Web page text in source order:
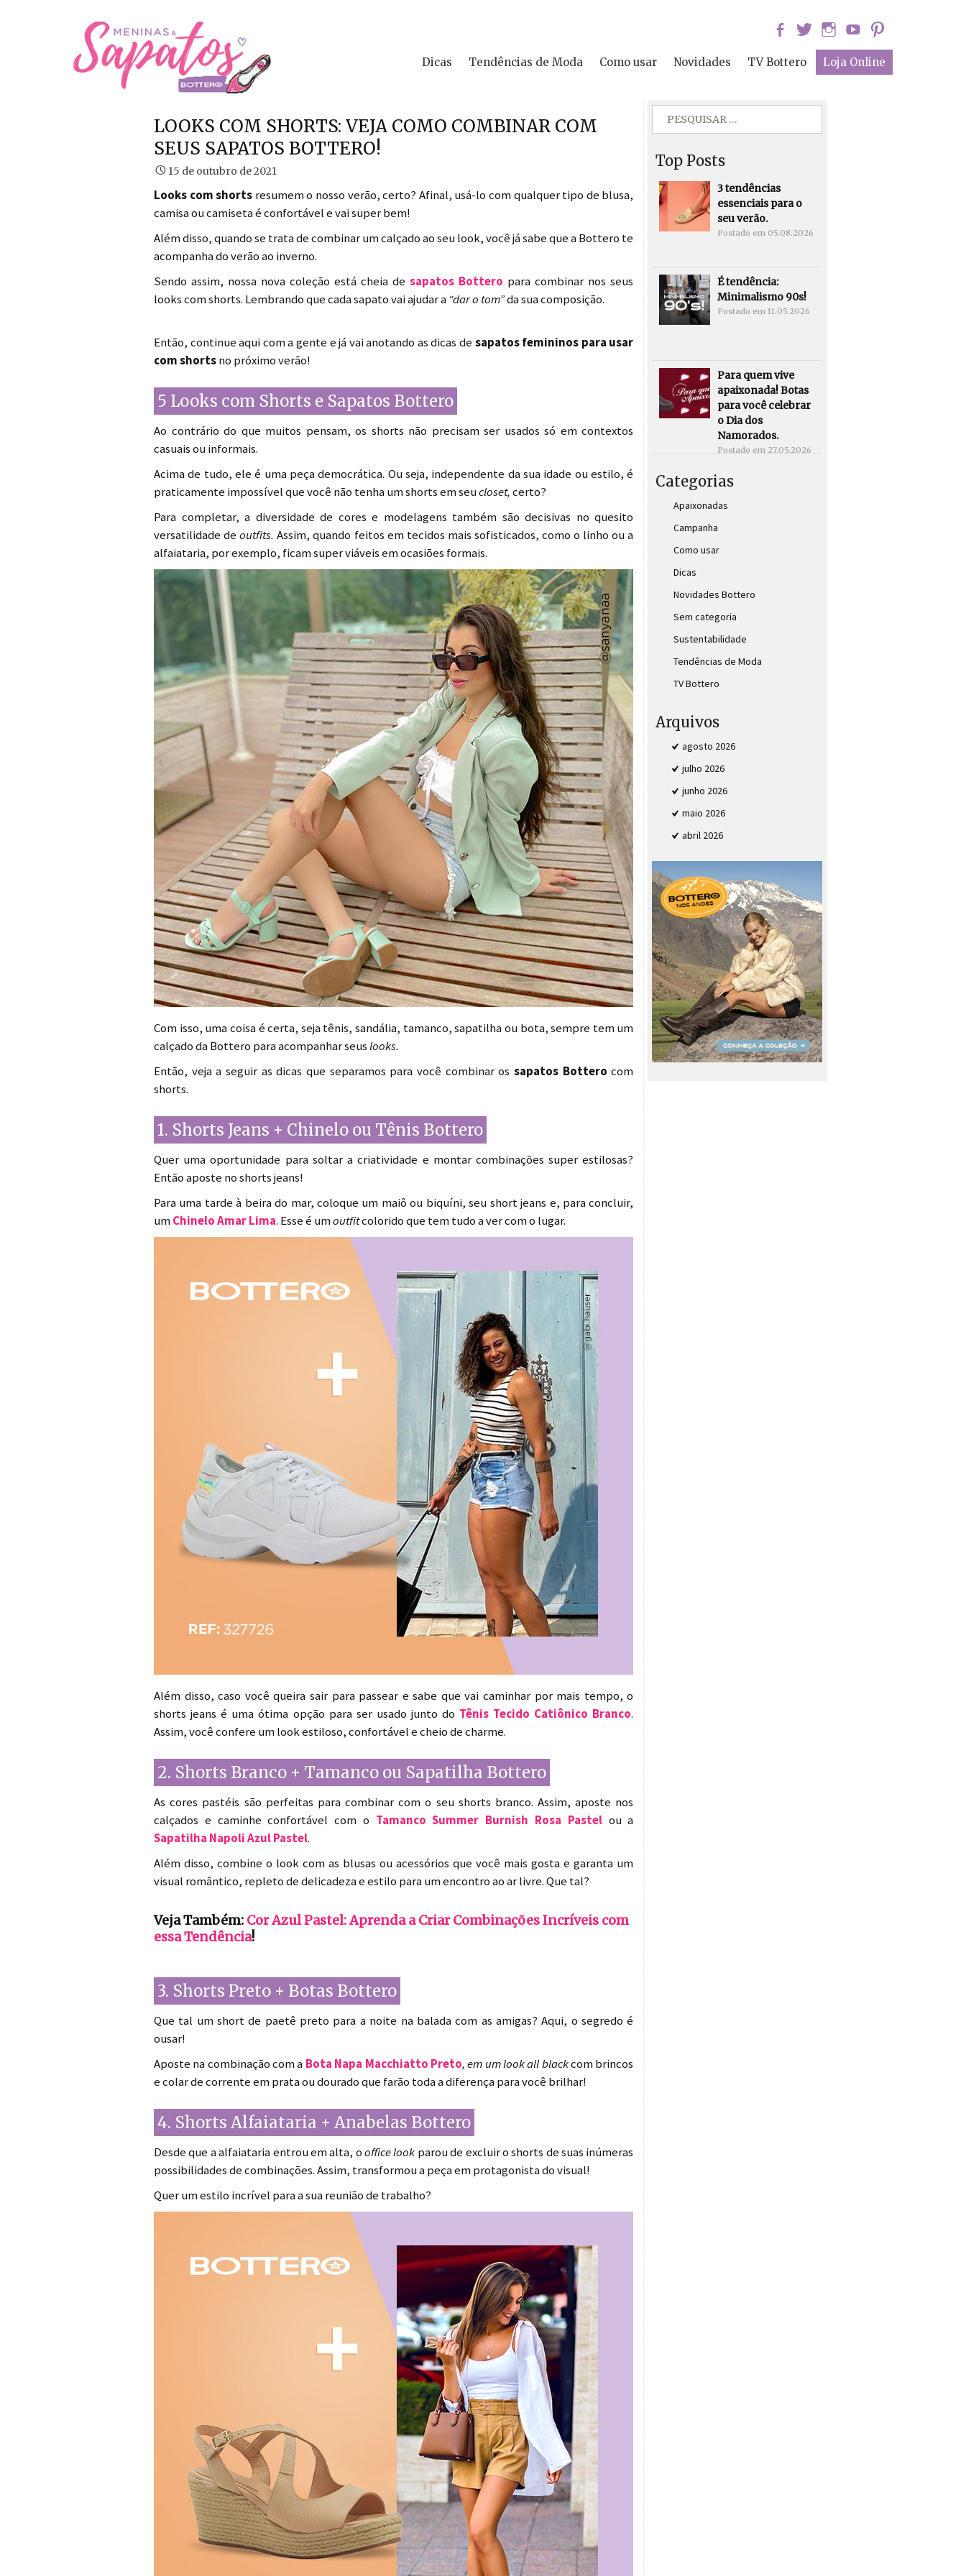
Dicas Tendências de Moda Como usar Novidades TV Bottero Loja Online
LOOKS COM SHORTS: VEJA COMO COMBINAR COM
SEUS SAPATOS BOTTERO!
15 de outubro de 2021
Looks com shorts resumem o nosso verão, certo? Afinal, usá-lo com qualquer tipo de blusa,
camisa ou camiseta é confortável e vai super bem!
Além disso, quando se trata de combinar um calçado ao seu look, você já sabe que a Bottero te
acompanha do verão ao inverno.
Sendo assim, nossa nova coleção está cheia desapatos Bottero para combinar nos seus
looks com shorts. Lembrando que cada sapato vai ajudar a “dar o tom”da sua composição.
Então, continue aqui com a gente e já vai anotando as dicas de sapatos femininos para usar
com shortsno próximo verão!
5 Looks com Shorts e Sapatos Bottero
Ao contrário do que muitos pensam, os shorts não precisam ser usados só em contextos
casuais ou informais.
Acima de tudo, ele é uma peça democrática. Ou seja, independente da sua idade ou estilo, é
praticamente impossível que você não tenha um shorts em seucloset,certo?
Para completar, a diversidade de cores e modelagens também são decisivas no quesito
versatilidade deoutfits. Assim, quando feitos em tecidos mais sofisticados, como o linho ou a
alfaiataria, por exemplo, ficam super viáveis em ocasiões formais.
Com isso, uma coisa é certa, seja tênis, sandália, tamanco, sapatilha ou bota, sempre tem um
calçado da Bottero para acompanhar seuslooks.
Então, veja a seguir as dicas que separamos para você combinar ossapatos Bottero com
shorts.
1. Shorts Jeans + Chinelo ou Tênis Bottero
Quer uma oportunidade para soltar a criatividade e montar combinações super estilosas?
Então aposte no shorts jeans!
Para uma tarde à beira do mar, coloque um maiô ou biquíni, seu short jeans e, para concluir,
umChinelo Amar Lima. Esse é umoutfitcolorido que tem tudo a ver com o lugar.
Além disso, caso você queira sair para passear e sabe que vai caminhar por mais tempo, o
shorts jeans é uma ótima opção para ser usado junto do Tênis Tecido Catiônico Branco.
Assim, você confere um look estiloso, confortável e cheio de charme.
2. Shorts Branco + Tamanco ou Sapatilha Bottero
As cores pastéis são perfeitas para combinar com o seu shorts branco. Assim, aposte nos
calçados e caminhe confortável com o Tamanco Summer Burnish Rosa Pastelou a
Sapatilha Napoli Azul Pastel.
Além disso, combine o look com as blusas ou acessórios que você mais gosta e garanta um
visual romântico, repleto de delicadeza e estilo para um encontro ao ar livre. Que tal?
Veja Também: Cor Azul Pastel: Aprenda a Criar Combinações Incríveis com
essa Tendência!
3. Shorts Preto + Botas Bottero
Que tal um short de paetê preto para a noite na balada com as amigas? Aqui, o segredo é
ousar!
Aposte na combinação com a Bota Napa Macchiatto Preto, em um look all blackcom brincos
e colar de corrente em prata ou dourado que farão toda a diferença para você brilhar!
4. Shorts Alfaiataria + Anabelas Bottero
Desde que a alfaiataria entrou em alta, ooffice look parou de excluir o shorts de suas inúmeras
possibilidades de combinações. Assim, transformou a peça em protagonista do visual!
Quer um estilo incrível para a sua reunião de trabalho?
por:
Top Posts
3 tendências
essenciais para o
seu verão.
Postado em 05.08.2026
É tendência:
Minimalismo 90s!
Postado em 11.05.2026
Para quem vive
apaixonada! Botas
para você celebrar
o Dia dos
Namorados.
Postado em 27.05.2026
Categorias
Apaixonadas
Campanha
Como usar
Dicas
Novidades Bottero
Sem categoria
Sustentabilidade
Tendências de Moda
TV Bottero
Arquivos
agosto 2026
julho 2026
junho 2026
maio 2026
abril 2026